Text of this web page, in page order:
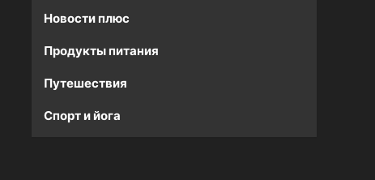
Новости плюс
Продукты питания
Путешествия
Спорт и йога